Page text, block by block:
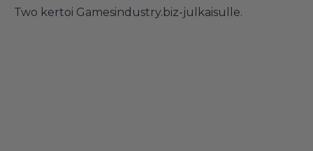
Two kertoi Gamesindustry.biz-julkaisulle.